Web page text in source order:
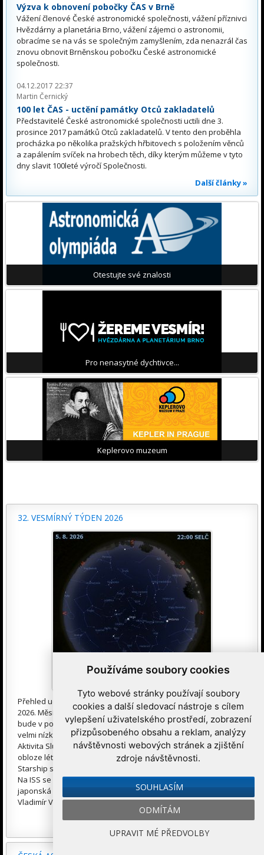
Používáme soubory cookies
Tyto webové stránky používají soubory
cookies a další sledovací nástroje s cílem
vylepšení uživatelského prostředí, zobrazení
přizpůsobeného obsahu a reklam, analýzy
návštěvnosti webových stránek a zjištění
zdroje návštěvnosti.
SOUHLASÍM
ODMÍTÁM
UPRAVIT MÉ PŘEDVOLBY
Výzva k obnovení pobočky ČAS v Brně
Vážení členové České astronomické společnosti, vážení příznivci
Hvězdárny a planetária Brno, vážení zájemci o astronomii,
obracíme se na vás se společným zamyšlením, zda nenazrál čas
znovu obnovit Brněnskou pobočku České astronomické
společnosti.
04.12.2017 22:37
Martin Černický
100 let ČAS - uctění památky Otců zakladatelů
Představitelé České astronomické společnosti uctili dne 3.
prosince 2017 památků Otců zakladatelů. V tento den proběhla
procházka po několika pražských hřbitovech s položením věnců
a zapálením svíček na hrobech těch, díky kterým můžeme v tyto
dny slavit 100leté výročí Společnosti.
Další články »
Otestujte své znalosti
Pro nenasytné dychtivce...
Keplerovo muzeum
32. VESMÍRNÝ TÝDEN 2026
Přehled událostí na obloze a v kosmonautice od 3. 8. do 9. 8.
2026. Měsíc bude vidět nad ránem spolu s většinou planet a
bude v poslední čtvrti. Venuše je vidět lépe přes den a večer je
velmi nízko. Ráno uvidíme Merkur, Mars, Saturn, Uran i Neptun.
Aktivita Slunce je spíše nízká, ale může se občas zvýšit. Na
obloze létá dost meteorů, většina budou postupně Perseidy.
Starship stále pluje, Falcon 9 uskutečnil již 90 startů v roce 2026.
Na ISS se chystá výstup do volného kosmu. Startovat má
japonská raketa H-3. Před 100 lety se narodil český astronom
Vladimír Vanýsek. Před 50 lety začala mise Vikingu 2 u Marsu.
Další informace »